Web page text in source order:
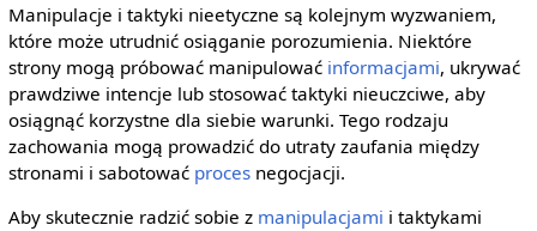
Manipulacje i taktyki nieetyczne są kolejnym wyzwaniem,
które może utrudnić osiąganie porozumienia. Niektóre
strony mogą próbować manipulować informacjami, ukrywać
prawdziwe intencje lub stosować taktyki nieuczciwe, aby
osiągnąć korzystne dla siebie warunki. Tego rodzaju
zachowania mogą prowadzić do utraty zaufania między
stronami i sabotować procesnegocjacji.
Aby skutecznie radzić sobie z manipulacjami i taktykami